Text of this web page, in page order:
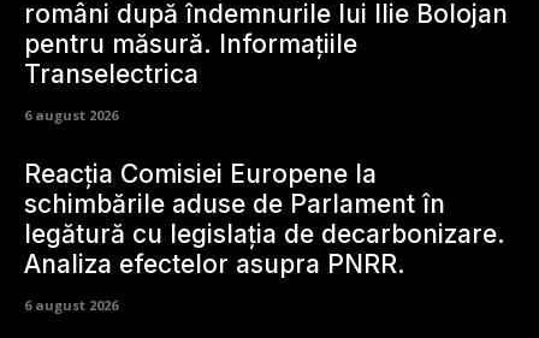
români după îndemnurile lui Ilie Bolojan
pentru măsură. Informațiile
Transelectrica
6 august 2026
Reacția Comisiei Europene la
schimbările aduse de Parlament în
legătură cu legislația de decarbonizare.
Analiza efectelor asupra PNRR.
6 august 2026